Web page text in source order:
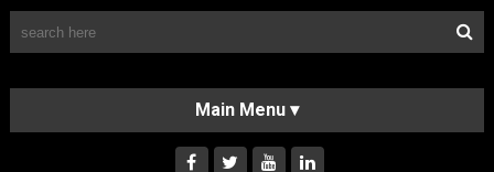
HOME